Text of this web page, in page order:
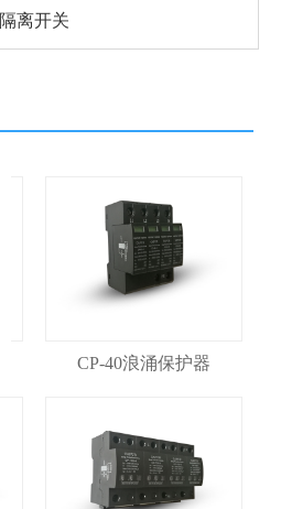
隔离开关
CP-40浪涌保护器